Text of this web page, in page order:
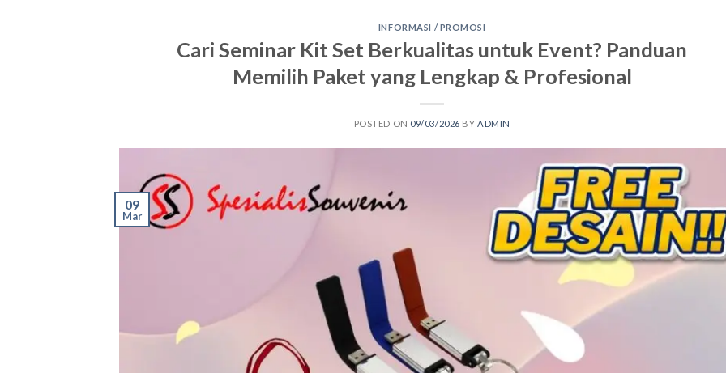
INFORMASI / PROMOSI
Cari Seminar Kit Set Berkualitas untuk Event? Panduan
Memilih Paket yang Lengkap & Profesional
POSTED ON 09/03/2026 BYADMIN
09
Mar